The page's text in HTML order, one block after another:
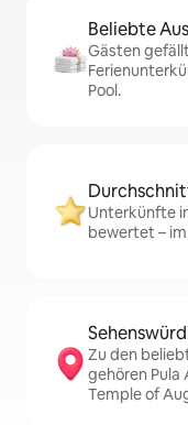
Beliebte
Gästen
Pool.
Unterkünfte
bewertet –
Zu den
gehören Pula
Temple of